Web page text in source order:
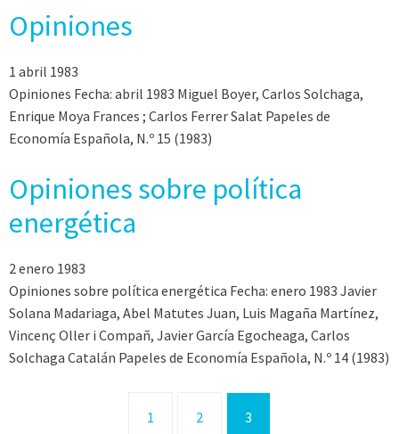
Opiniones
1 abril 1983
Opiniones Fecha: abril 1983 Miguel Boyer, Carlos Solchaga,
Enrique Moya Frances ; Carlos Ferrer Salat Papeles de
Economía Española, N.º 15 (1983)
Opiniones sobre política
energética
2 enero 1983
Opiniones sobre política energética Fecha: enero 1983 Javier
Solana Madariaga, Abel Matutes Juan, Luis Magaña Martínez,
Vincenç Oller i Compañ, Javier García Egocheaga, Carlos
Solchaga Catalán Papeles de Economía Española, N.º 14 (1983)
1 2 3